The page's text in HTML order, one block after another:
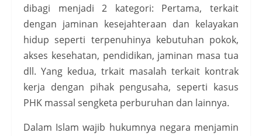
dibagi menjadi 2 kategori: Pertama, terkait
dengan jaminan kesejahteraan dan kelayakan
hidup seperti terpenuhinya kebutuhan pokok,
akses kesehatan, pendidikan, jaminan masa tua
dll. Yang kedua, trkait masalah terkait kontrak
kerja dengan pihak pengusaha, seperti kasus
PHK massal sengketa perburuhan dan lainnya.
Dalam Islam wajib hukumnya negara menjamin